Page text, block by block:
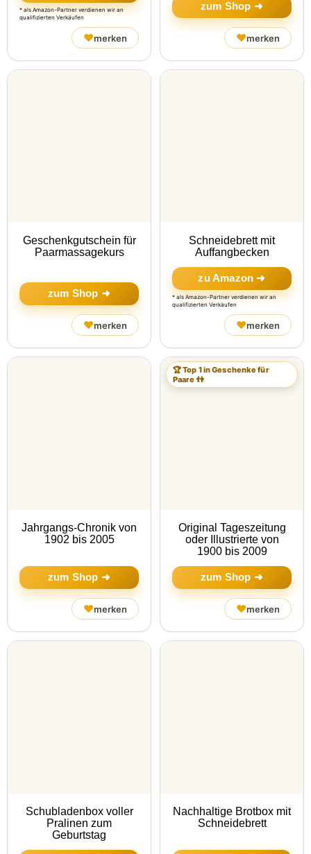
* als Amazon-Partner verdienen wir an
qualifizierten Verkäufen
♥merken
zum Shop ➜
♥merken
Geschenkgutschein für
Paarmassagekurs
zum Shop ➜
♥merken
Schneidebrett mit
Auffangbecken
zu Amazon ➜
* als Amazon-Partner verdienen wir an
qualifizierten Verkäufen
♥merken
Jahrgangs-Chronik von
1902 bis 2005
zum Shop ➜
♥merken
🏆 Top 1 in Geschenke für
Paare 👫
Original Tageszeitung
oder Illustrierte von
1900 bis 2009
zum Shop ➜
♥merken
Schubladenbox voller
Pralinen zum
Geburtstag
Nachhaltige Brotbox mit
Schneidebrett